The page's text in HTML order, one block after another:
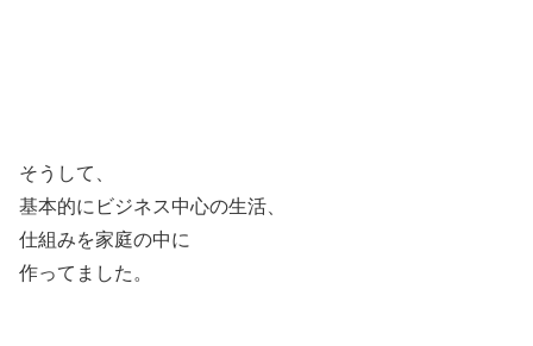
そうして、
基本的にビジネス中心の生活、
仕組みを家庭の中に
作ってました。